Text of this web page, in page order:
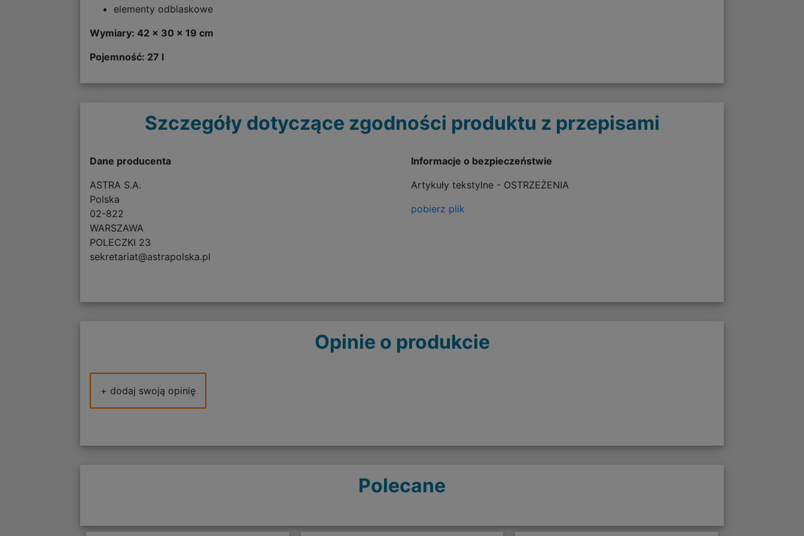
elementy odblaskowe
Wymiary: 42 x 30 x 19 cm
Pojemność: 27 l
Szczegóły dotyczące zgodności produktu z przepisami
Dane producenta
ASTRA S.A.
Polska
02-822
WARSZAWA
POLECZKI 23
sekretariat@astrapolska.pl
Informacje o bezpieczeństwie
Artykuły tekstylne - OSTRZEŻENIA
pobierz plik
Opinie o produkcie
+ dodaj swoją opinię
Polecane